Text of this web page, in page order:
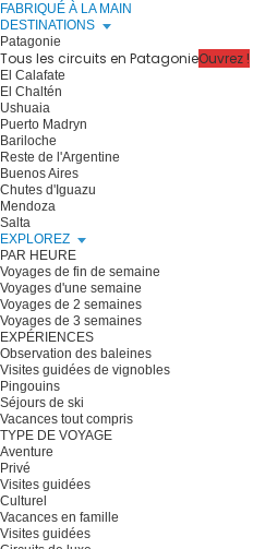
FABRIQUÉ À LA MAIN
DESTINATIONS
Patagonie
Tous les circuits en PatagonieOuvrez !
El Calafate
El Chaltén
Ushuaia
Puerto Madryn
Bariloche
Reste de l'Argentine
Buenos Aires
Chutes d'Iguazu
Mendoza
Salta
EXPLOREZ
PAR HEURE
Voyages de fin de semaine
Voyages d'une semaine
Voyages de 2 semaines
Voyages de 3 semaines
EXPÉRIENCES
Observation des baleines
Visites guidées de vignobles
Pingouins
Séjours de ski
Vacances tout compris
TYPE DE VOYAGE
Aventure
Privé
Visites guidées
Culturel
Vacances en famille
Visites guidées